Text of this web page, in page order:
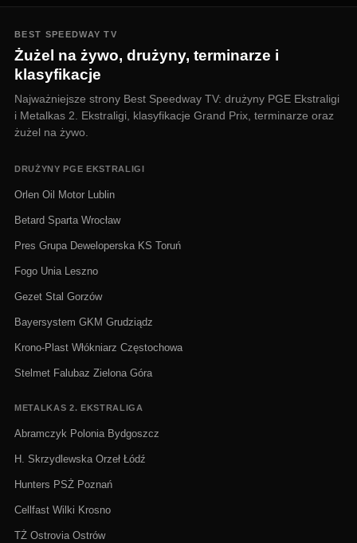
BEST SPEEDWAY TV
Żużel na żywo, drużyny, terminarze i
klasyfikacje
Najważniejsze strony Best Speedway TV: drużyny PGE Ekstraligi
i Metalkas 2. Ekstraligi, klasyfikacje Grand Prix, terminarze oraz
żużel na żywo.
DRUŻYNY PGE EKSTRALIGI
Orlen Oil Motor Lublin
Betard Sparta Wrocław
Pres Grupa Deweloperska KS Toruń
Fogo Unia Leszno
Gezet Stal Gorzów
Bayersystem GKM Grudziądz
Krono-Plast Włókniarz Częstochowa
Stelmet Falubaz Zielona Góra
METALKAS 2. EKSTRALIGA
Abramczyk Polonia Bydgoszcz
H. Skrzydlewska Orzeł Łódź
Hunters PSŻ Poznań
Cellfast Wilki Krosno
TŻ Ostrovia Ostrów